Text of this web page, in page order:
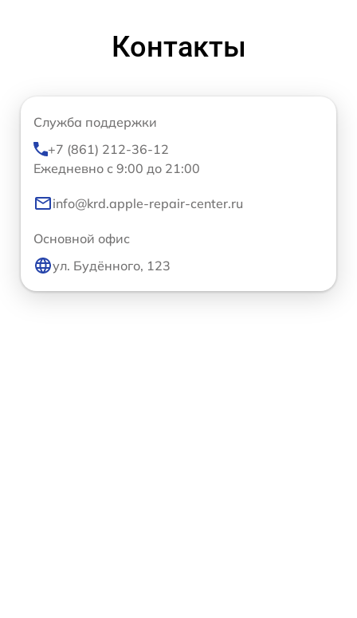
Контакты
Служба поддержки
+7 (861) 212-36-12
Ежедневно с 9:00 до 21:00
info@krd.apple-repair-center.ru
Основной офис
ул. Будённого, 123